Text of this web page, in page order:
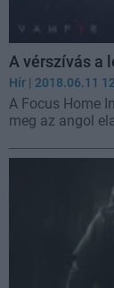
A vérszívás a
Hír | 2018.06.11
A Focus Home
meg az angol